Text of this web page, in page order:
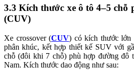
3.3Kích thước xe ô tô 4–5 chỗ
(CUV)
Xe crossover (CUV) có kích thước lớn
phân khúc, kết hợp thiết kế SUV với
chỗ (đôi khi 7 chỗ) phù hợp đường đô
Nam. Kích thước dao động như sau: